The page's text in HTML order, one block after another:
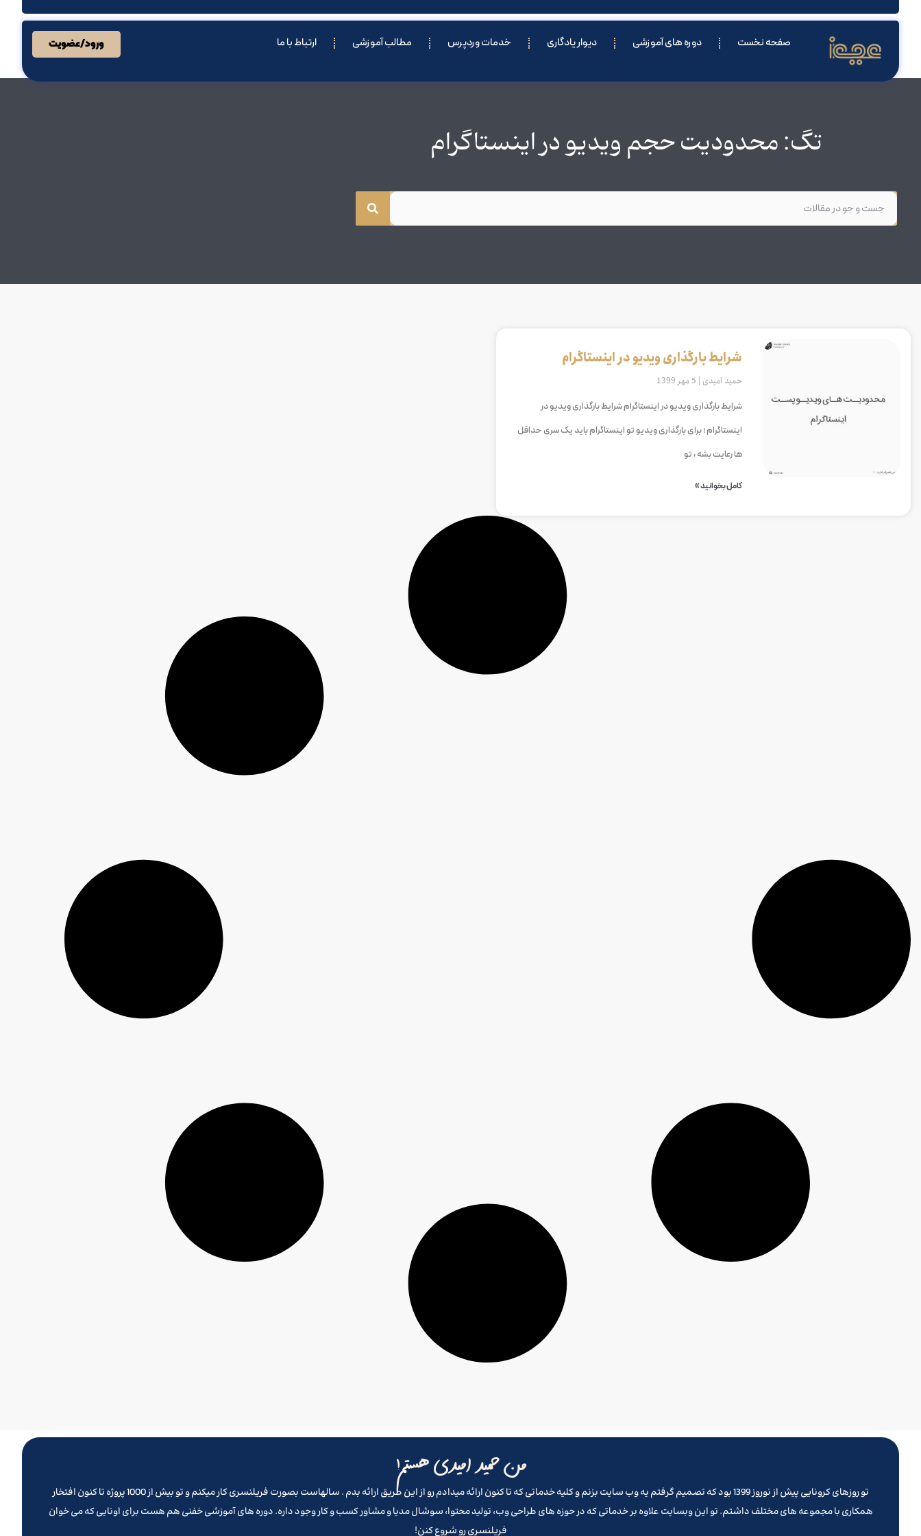
صفحه نخست دوره های آموزشی دیوار یادگاری خدمات وردپرس مطالب آموزشی ارتباط با ما ورود/عضویت
تگ: محدودیت حجم ویدیو در اینستاگرام
شرایط بارگذاری ویدیو در اینستاگرام
حمید امیدی
شرایط بارگذاری ویدیو در اینستاگرام شرایط بارگذاری ویدیو در
اینستاگرام ؛ برای بارگذاری ویدیو تو اینستاگرام باید یک سری حداقل
ها رعایت بشه ، تو
کامل بخوانید »
من حمید امیدی هستم!
تو روزهای کرونایی پیش از نوروز 1399 بود که تصمیم گرفتم یه وب سایت بزنم و کلیه خدماتی که تا کنون ارائه میدادم رو از این طریق ارائه بدم . سالهاست بصورت فریلنسری کار میکنم و تو بیش از 1000 پروژه تا کنون افتخار
همکاری با مجموعه های مختلف داشتم. تو این وبسایت علاوه بر خدماتی که در حوزه های طراحی وب، تولید محتوا، سوشال مدیا و مشاور کسب و کار وجود داره. دوره های آموزشی خفنی هم هست برای اونایی که می خوان
فریلنسری رو شروع کنن!